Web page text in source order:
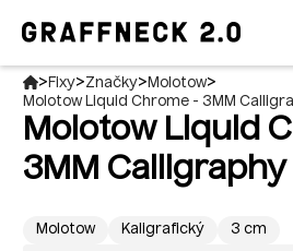
>Fixy>Značky>Molotow>
Molotow Liquid Chrome - 3MM
Molotow Liquid
3MM Calligraphy
Molotow Kaligrafický 3 cm